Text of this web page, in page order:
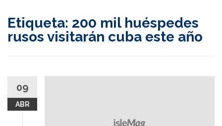
Etiqueta: 200 mil huéspedes
rusos visitarán cuba este año
09
ABR